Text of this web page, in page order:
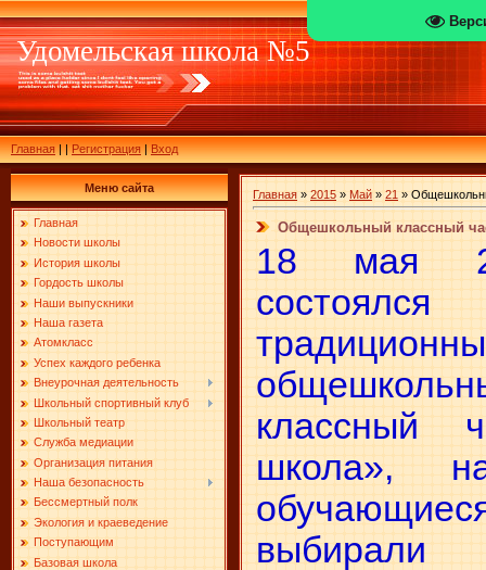
Удомельская школа №5
Главная||Регистрация|Вход
Меню сайта
Главная
Новости школы
История школы
Гордость школы
Наши выпускники
Наша газета
Атомкласс
Успех каждого ребенка
Внеурочная деятельность
Школьный спортивный клуб
Школьный театр
Служба медиации
Организация питания
Наша безопасность
Бессмертный полк
Экология и краеведение
Поступающим
Базовая школа
Главная » 2015 » Май » 21 »
Общешкольный классный
18 мая
состоялся
классный
школа»,